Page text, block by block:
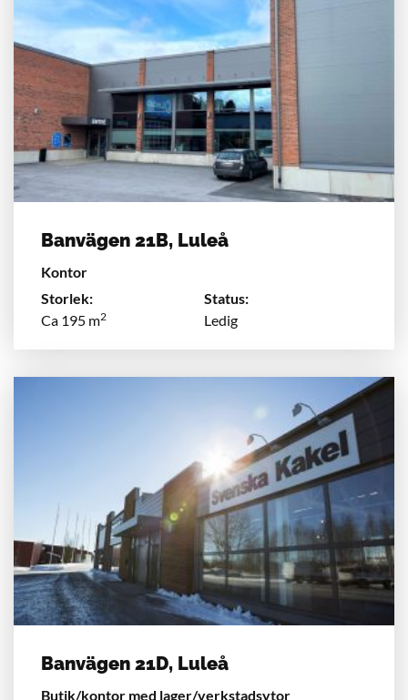
Banvägen 21B, Luleå
Kontor
Storlek:
Status:
Ca 195 m2 Ledig
Banvägen 21D, Luleå
Butik/kontor med lager/verkstadsytor